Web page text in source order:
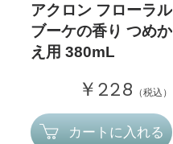
アクロン フローラル
ブーケの香り つめか
え用 380mL
￥228 （税込）
カートに入れる